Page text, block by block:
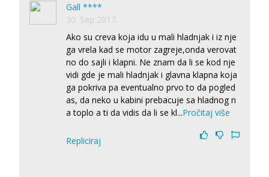
Gall ****
30. Sep 2017.
Ako su creva koja idu u mali hladnjak i iz nje
ga vrela kad se motor zagreje,onda verovat
no do sajli i klapni. Ne znam da li se kod nje
vidi gde je mali hladnjak i glavna klapna koja
ga pokriva pa eventualno prvo to da pogled
as, da neko u kabini prebacuje sa hladnog n
a toplo a ti da vidis da li se kl...Pročitaj više
Repliciraj